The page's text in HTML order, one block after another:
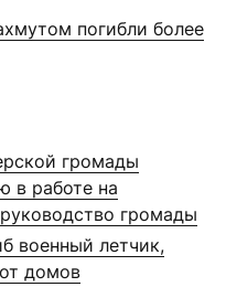
погибли более
громады
в работе на
громады
военный летчик,
домов